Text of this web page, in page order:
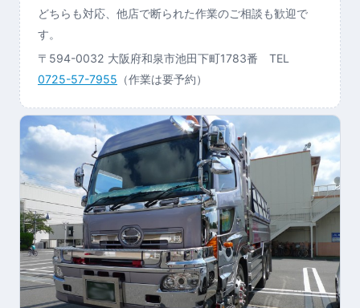
どちらも対応、他店で断られた作業のご相談も歓迎で
す。
〒594-0032 大阪府和泉市池田下町1783番 TEL
0725-57-7955 （作業は要予約）